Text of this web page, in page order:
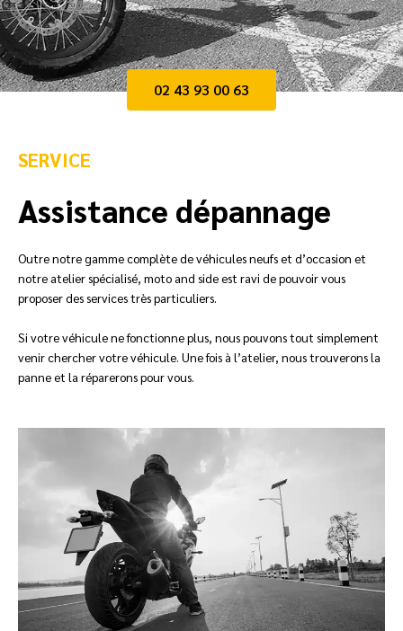
02 43 93 00 63
SERVICE
Assistance dépannage
Outre notre gamme complète de véhicules neufs et d’occasion et
notre atelier spécialisé, moto and side est ravi de pouvoir vous
proposer des services très particuliers.
Si votre véhicule ne fonctionne plus, nous pouvons tout simplement
venir chercher votre véhicule. Une fois à l’atelier, nous trouverons la
panne et la réparerons pour vous.